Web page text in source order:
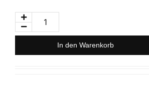
In den Warenkorb